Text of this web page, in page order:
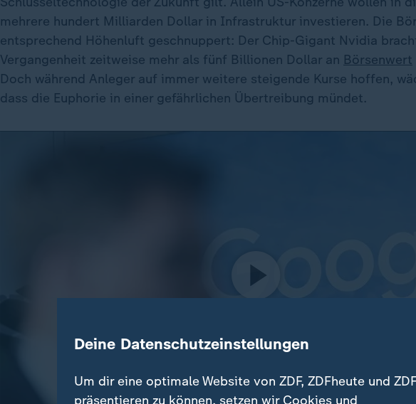
mehrere hundert Milliarden Dollar in Infrastruktur investieren. Die
entsprechend Höhenluft geschnuppert: Der Chip-Gigant Nvidia
Vergangenheit zeitweise mehr als fünf Billionen Dollar an Börsenwert
Doch während Anleger auf immer weitere steigende Kurse hoffen,
dass die Euphorie in einer gefährlichen Übertreibung mündet.
Deine Datenschutzeinstellungen
Um dir eine optimale Website von ZDF, ZDFheute und
präsentieren zu können, setzen wir Cookies und